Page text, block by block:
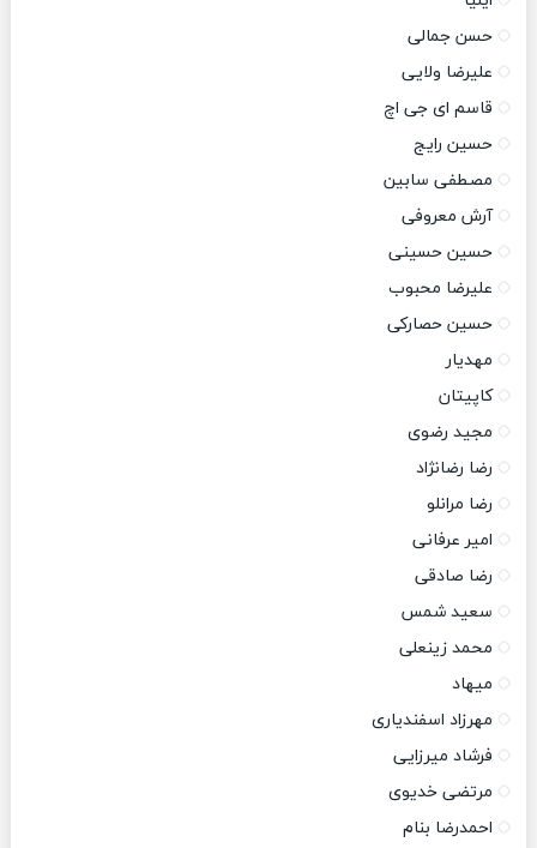
حسن جمالی
علیرضا ولایی
قاسم ای جی اچ
حسین رایج
مصطفی سابین
آرش معروفی
حسین حسینی
علیرضا محبوب
حسین حصارکی
مهدیار
کاپیتان
مجید رضوی
رضا رضانژاد
رضا مرانلو
امیر عرفانی
رضا صادقی
سعید شمس
محمد زینعلی
میهاد
مهرزاد اسفندیاری
فرشاد میرزایی
مرتضی خدیوی
احمدرضا بنام